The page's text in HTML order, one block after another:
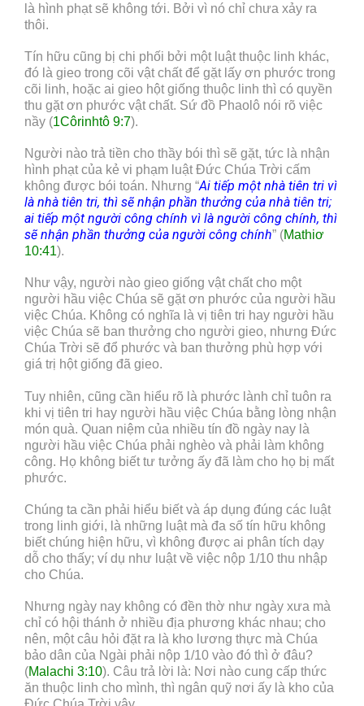
là hình phạt sẽ không tới. Bởi vì nó chỉ chưa xảy ra
thôi.
Tín hữu cũng bị chi phối bởi một luật thuộc linh khác,
đó là gieo trong cõi vật chất để gặt lấy ơn phước trong
cõi linh, hoặc ai gieo hột giống thuộc linh thì có quyền
thu gặt ơn phước vật chất. Sứ đồ Phaolô nói rõ việc
nầy (1Côrinhtô 9:7).
Người nào trả tiền cho thầy bói thì sẽ gặt, tức là nhận
hình phạt của kẻ vi phạm luật Đức Chúa Trời cấm
không được bói toán. Nhưng “Ai tiếp một nhà tiên tri vì
là nhà tiên tri, thì sẽ nhận phần thưởng của nhà tiên tri;
ai tiếp một người công chính vì là người công chính, thì
sẽ nhận phần thưởng của người công chính” (Mathiơ
10:41).
Như vậy, người nào gieo giống vật chất cho một
người hầu việc Chúa sẽ gặt ơn phước của người hầu
việc Chúa. Không có nghĩa là vị tiên tri hay người hầu
việc Chúa sẽ ban thưởng cho người gieo, nhưng Đức
Chúa Trời sẽ đổ phước và ban thưởng phù hợp với
giá trị hột giống đã gieo.
Tuy nhiên, cũng cần hiểu rõ là phước lành chỉ tuôn ra
khi vị tiên tri hay người hầu việc Chúa bằng lòng nhận
món quà. Quan niệm của nhiều tín đồ ngày nay là
người hầu việc Chúa phải nghèo và phải làm không
công. Họ không biết tư tưởng ấy đã làm cho họ bị mất
phước.
Chúng ta cần phải hiểu biết và áp dụng đúng các luật
trong linh giới, là những luật mà đa số tín hữu không
biết chúng hiện hữu, vì không được ai phân tích dạy
dỗ cho thấy; ví dụ như luật về việc nộp 1/10 thu nhập
cho Chúa.
Nhưng ngày nay không có đền thờ như ngày xưa mà
chỉ có hội thánh ở nhiều địa phương khác nhau; cho
nên, một câu hỏi đặt ra là kho lương thực mà Chúa
bảo dân của Ngài phải nộp 1/10 vào đó thì ở đâu?
(Malachi 3:10). Câu trả lời là: Nơi nào cung cấp thức
ăn thuộc linh cho mình, thì ngân quỹ nơi ấy là kho của